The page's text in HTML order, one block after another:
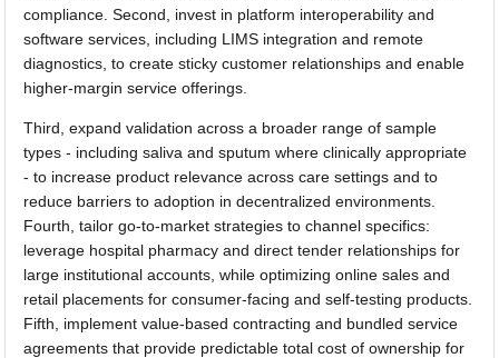
compliance. Second, invest in platform interoperability and
software services, including LIMS integration and remote
diagnostics, to create sticky customer relationships and enable
higher-margin service offerings.
Third, expand validation across a broader range of sample
types - including saliva and sputum where clinically appropriate
- to increase product relevance across care settings and to
reduce barriers to adoption in decentralized environments.
Fourth, tailor go-to-market strategies to channel specifics:
leverage hospital pharmacy and direct tender relationships for
large institutional accounts, while optimizing online sales and
retail placements for consumer-facing and self-testing products.
Fifth, implement value-based contracting and bundled service
agreements that provide predictable total cost of ownership for